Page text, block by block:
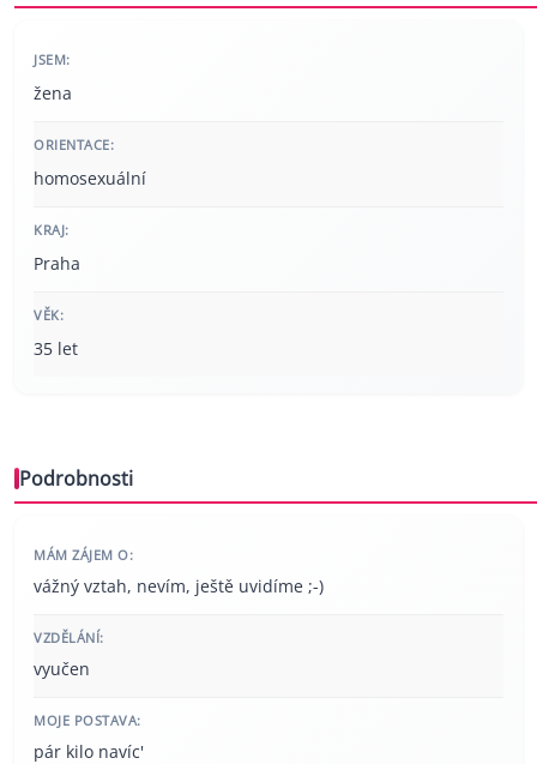
JSEM:
žena
ORIENTACE:
homosexuální
KRAJ:
Praha
VĚK:
35 let
Podrobnosti
MÁM ZÁJEM O:
vážný vztah, nevím, ještě uvidíme ;-)
VZDĚLÁNÍ:
vyučen
MOJE POSTAVA:
pár kilo navíc'